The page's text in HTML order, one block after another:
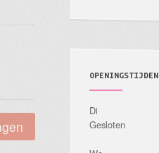
OPENINGSTIJDEN
Di
Gesloten